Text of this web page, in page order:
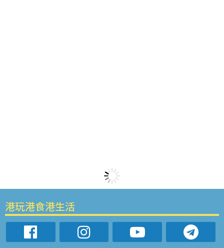
港玩港食港生活